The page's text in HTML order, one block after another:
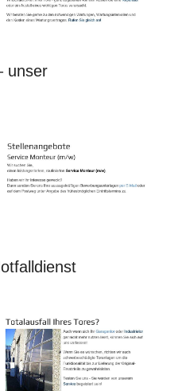
unser